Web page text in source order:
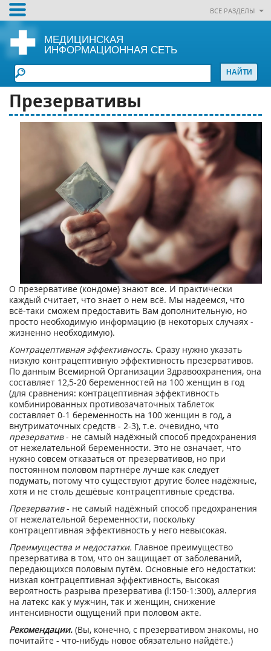
ВСЕ РАЗДЕЛЫ
МЕДИЦИНСКАЯ
ИНФОРМАЦИОННАЯ СЕТЬ
Презервативы
О презервативе (кондоме) знают все. И практически
каждый считает, что знает о нем всё. Мы надеемся, что
всё-таки сможем предоставить Вам дополнительную, но
просто необходимую информацию (в некоторых случаях -
жизненно необходимую).
Контрацептивная эффективность. Сразу нужно указать
низкую контрацептивную эффективность презервативов.
По данным Всемирной Организации Здравоохранения, она
составляет 12,5-20 беременностей на 100 женщин в год
(для сравнения: контрацептивная эффективность
комбинированных противозачаточных таблеток
составляет 0-1 беременность на 100 женщин в год, а
внутриматочных средств - 2-3), т.е. очевидно, что
презерватив- не самый надёжный способ предохранения
от нежелательной беременности. Это не означает, что
нужно совсем отказаться от презервативов, но при
постоянном половом партнёре лучше как следует
подумать, потому что существуют другие более надёжные,
хотя и не столь дешёвые контрацептивные средства.
Презерватив- не самый надёжный способ предохранения
от нежелательной беременности, поскольку
контрацептивная эффективность у него невысокая.
Преимущества и недостатки. Главное преимущество
презерватива в том, что он защищает от заболеваний,
передающихся половым путём. Основные его недостатки:
низкая контрацептивная эффективность, высокая
вероятность разрыва презерватива (l:150-1:300), аллергия
на латекс как у мужчин, так и женщин, снижение
интенсивности ощущений при половом акте.
Рекомендации. (Вы, конечно, с презервативом знакомы, но
почитайте - что-нибудь новое обязательно найдёте.)